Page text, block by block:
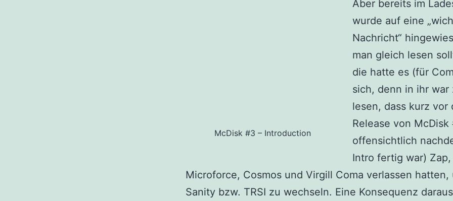
McDisk #3 – Introduction
Aber bereits im
wurde auf eine
Nachricht“
man gleich lesen
die hatte es (für
sich, denn in ihr war
lesen, dass kurz vor
Release von
offensichtlich
Intro fertig war) Zap,
Microforce, Cosmos und Virgill Coma verlassen hatten,
Sanity bzw. TRSI zu wechseln. Eine Konsequenz